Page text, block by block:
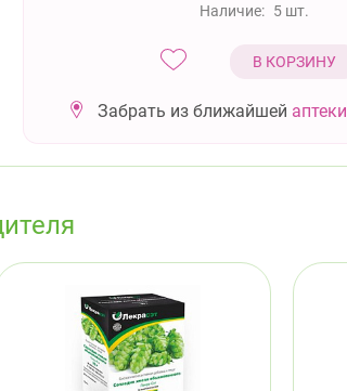
Наличие: 5 шт.
В КОРЗИНУ
Забрать из ближайшей аптеки